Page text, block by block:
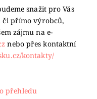
snažit pro Vás
či přímo výrobců,
zájmu na e-
nebo přes kontaktní
kontakty/
přehledu